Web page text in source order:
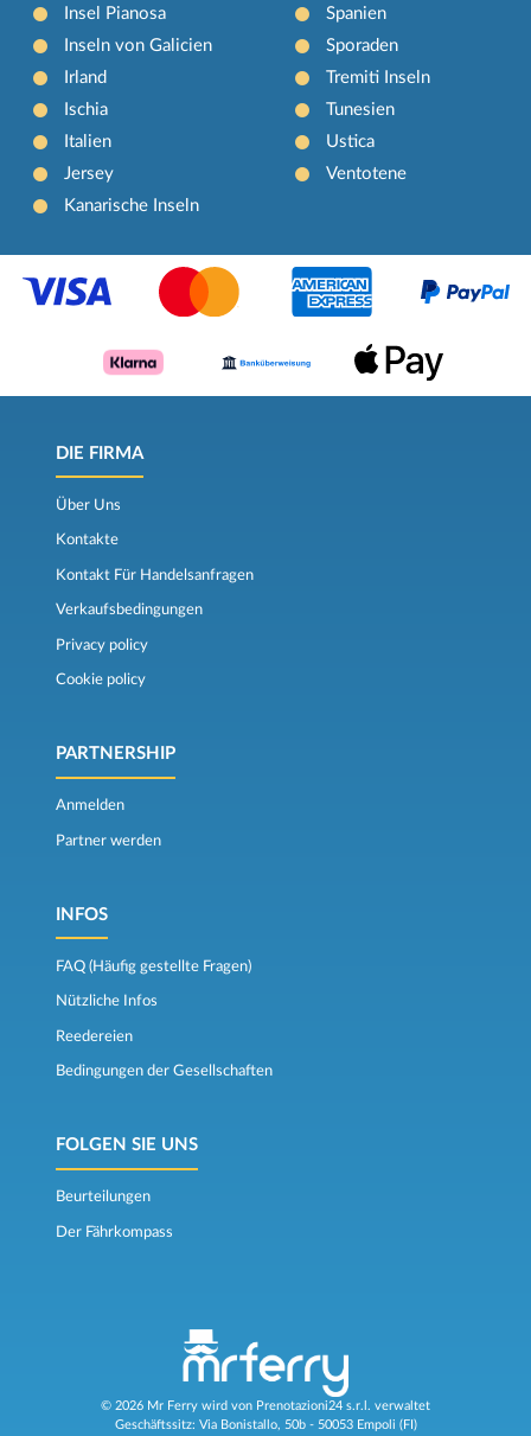
Insel Pianosa
Inseln von Galicien
Irland
Ischia
Italien
Jersey
Kanarische Inseln
Spanien
Sporaden
Tremiti Inseln
Tunesien
Ustica
Ventotene
DIE FIRMA
Über Uns
Kontakte
Kontakt Für Handelsanfragen
Verkaufsbedingungen
Privacy policy
Cookie policy
PARTNERSHIP
Anmelden
Partner werden
INFOS
FAQ (Häufig gestellte Fragen)
Nützliche Infos
Reedereien
Bedingungen der Gesellschaften
FOLGEN SIE UNS
Beurteilungen
Der Fährkompass
© 2026 Mr Ferry wird von Prenotazioni24 s.r.l. verwaltet
Geschäftssitz: Via Bonistallo, 50b - 50053 Empoli (FI)